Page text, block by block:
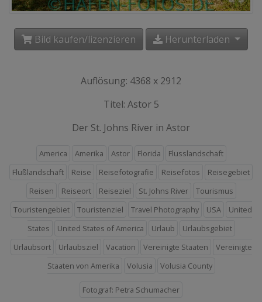
Bild kaufen/lizenzieren Herunterladen
Auflösung: 4368 x 2912
Titel: Astor 5
Der St. Johns River in Astor
America Amerika Astor Florida
Flusslandschaft
Flußlandschaft
Reise Reisefotografie Reisefotos
Reisegebiet
Reisen
Reiseort Reiseziel St. Johns River
Tourismus
Touristengebiet
Touristenziel Travel Photography USA
United
States
United States of America Urlaub
Urlaubsgebiet
Urlaubsort
Urlaubsziel Vacation Vereinigte Staaten
Vereinigte
Staaten von Amerika
Volusia Volusia County
Fotograf: Petra Schumacher